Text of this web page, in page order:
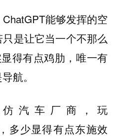
能够发挥的空
是让它当一个不那么
得有点鸡肋，唯一有
航。
汽车厂商，玩
多少显得有点东施效